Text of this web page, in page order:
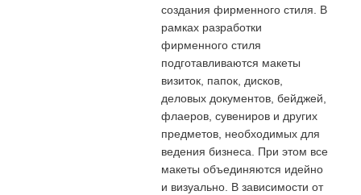
создания фирменного стиля. В
рамках разработки
фирменного стиля
подготавливаются макеты
визиток, папок, дисков,
деловых документов, бейджей,
флаеров, сувениров и других
предметов, необходимых для
ведения бизнеса. При этом все
макеты объединяются идейно
и визуально. В зависимости от